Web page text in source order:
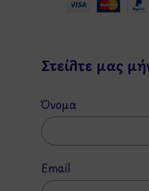
Στείλτε μας
Όνομα
Email